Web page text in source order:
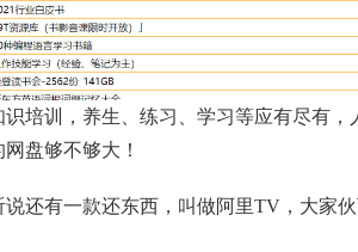
识培训，养生、练习、学习等应有尽有
网盘够不够大！
说还有一款还东西，叫做阿里TV，大家